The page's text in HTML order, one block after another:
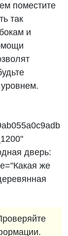
поместите
так
и
дверь:
же